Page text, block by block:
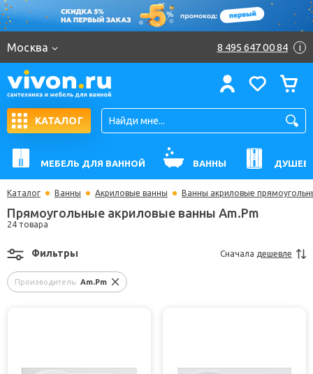
Москва 8 495 647 00 84 i
КАТАЛОГ
МЕБЕЛЬ ДЛЯ ВАННОЙ ВАННЫ
Каталог Ванны Акриловые ванны Ванны акриловые
Прямоугольные акриловые ванны Am.Pm
24 товара
Производитель: Am.Pm
Фильтры Сначала дешевле